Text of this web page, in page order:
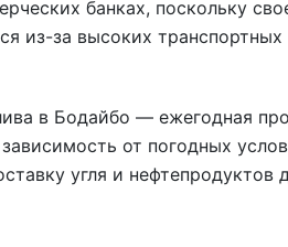
банках, поскольку
из-за высоких
в Бодайбо — ежегодная
от погодных
угля и нефтепродуктов